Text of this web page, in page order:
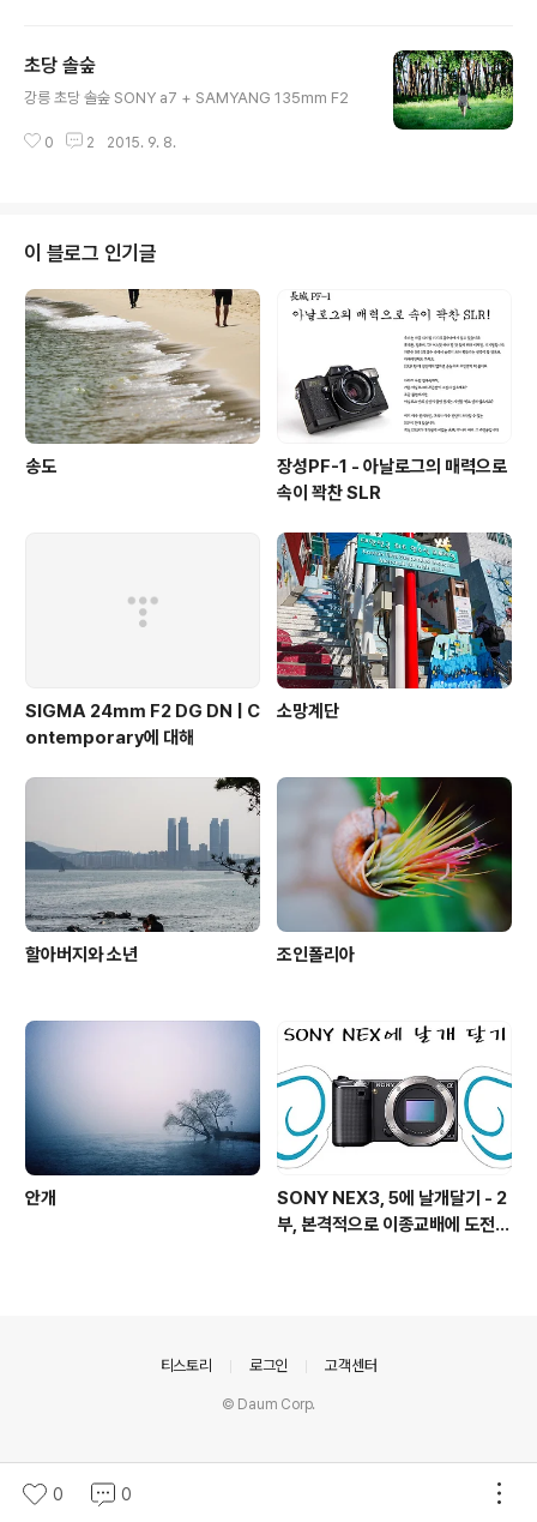
초당 솔숲
강릉 초당 솔숲 SONY a7 + SAMYANG 135mm F2
0 2 2015. 9. 8.
이 블로그 인기글
송도
장성PF-1 - 아날로그의 매력으로
속이 꽉찬 SLR
SIGMA 24mm F2 DG DN | C
ontemporary에 대해
소망계단
할아버지와 소년 조인폴리아
안개
SONY NEX3, 5에 날개달기 - 2
부, 본격적으로 이종교배에 도전하
0 0
티스토리 로그인 고객센터
© Daum Corp.